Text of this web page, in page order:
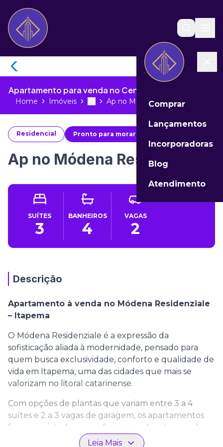
Comprar
Lançamentos
Incorporadoras
Blog
Atendimento
Apartamento para venda no Centro de Itapema - SC
Home Imóveis More
Toggle menu
Ap no Módena Residenziale...
Residencial Pronto para morar
Ap no Módena Residenziale
SUÍTES
3
BANHEIROS
4
VAGAS
2
Descrição
Apartamento à venda no Módena Residenziale
– Itapema
O Módena Residenziale é a expressão da
sofisticação aliada à modernidade, pensado para
quem busca exclusividade, conforto e qualidade de
vida em Itapema, uma das cidades que mais se
valorizam no litoral catarinense.
Com opções de plantas que variam entre 3 a 4
suítes e 2 a 3 vagas de garagem, os apartamentos
foram projetados para oferecer ambientes amplos e
funcionais, garantindo bem-estar e praticidade em
Leia Mais